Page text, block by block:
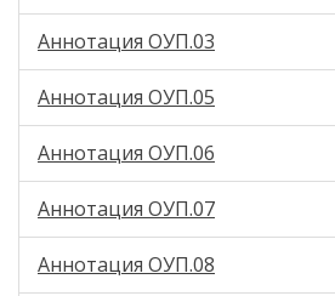
Аннотация ОУП.03
Аннотация ОУП.05
Аннотация ОУП.06
Аннотация ОУП.07
Аннотация ОУП.08